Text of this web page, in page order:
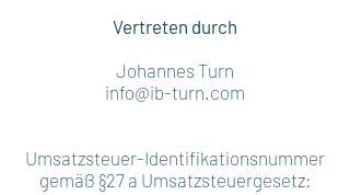
Vertreten durch
Johannes Turn
info@ib-turn.com
Umsatzsteuer-Identifikationsnummer
gemäß §27 a Umsatzsteuergesetz: